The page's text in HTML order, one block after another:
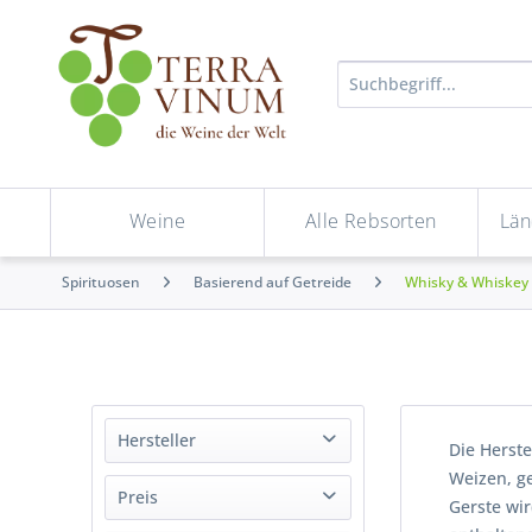
Weine Alle Rebsorten
Spirituosen Basierend auf Getreide Whisky & Whiskey
Hersteller
Bruichladdich Distillery
Buffallo Trace
Preis
Die
Weizen,
Gerste